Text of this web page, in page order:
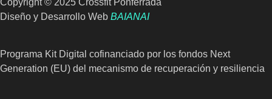
Copyright © 2025 Crossfit Ponferrada
Diseño y Desarrollo Web BAIANAI
Programa Kit Digital cofinanciado por los fondos Next
Generation (EU) del mecanismo de recuperación y resiliencia